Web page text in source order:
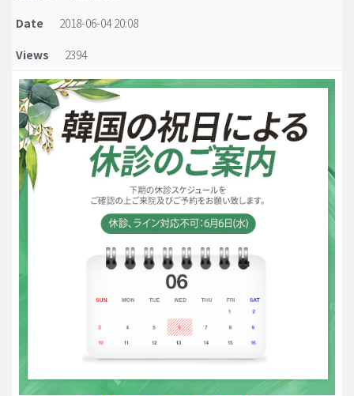
idリアルストーリー
idニュース
病院紹介
安全整形
料金一覧
ご相談のお問い合わせ
Date
2018-06-04 20:08
Views
2394